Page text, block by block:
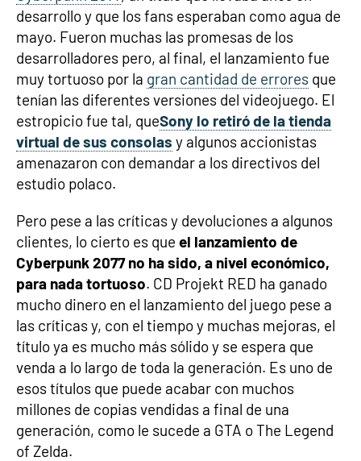
desarrollo y que los fans esperaban como agua de
mayo. Fueron muchas las promesas de los
desarrolladores pero, al final, el lanzamiento fue
muy tortuoso por la gran cantidad de errores que
tenían las diferentes versiones del videojuego. El
estropicio fue tal, queSony lo retiró de la tienda
virtual de sus consolas y algunos accionistas
amenazaron con demandar a los directivos del
estudio polaco.
Pero pese a las críticas y devoluciones a algunos
clientes, lo cierto es que el lanzamiento de
Cyberpunk 2077 no ha sido, a nivel económico,
para nada tortuoso. CD Projekt RED ha ganado
mucho dinero en el lanzamiento del juego pese a
las críticas y, con el tiempo y muchas mejoras, el
título ya es mucho más sólido y se espera que
venda a lo largo de toda la generación. Es uno de
esos títulos que puede acabar con muchos
millones de copias vendidas a final de una
generación, como le sucede a GTA o The Legend
of Zelda.